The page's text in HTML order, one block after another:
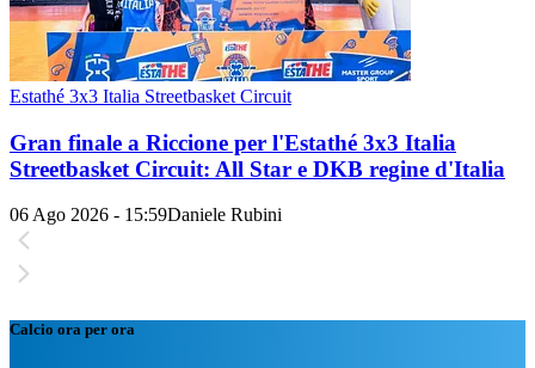
Estathé 3x3 Italia Streetbasket Circuit
Gran finale a Riccione per l'Estathé 3x3 Italia
Streetbasket Circuit: All Star e DKB regine d'Italia
06 Ago 2026 - 15:59Daniele Rubini
Calcio ora per ora